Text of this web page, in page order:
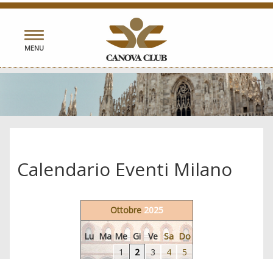
Toggle
navigation
MENU
Calendario Eventi Milano
Ottobre2025
Lu Ma Me Gi Ve Sa Do
1
2 3 4
5